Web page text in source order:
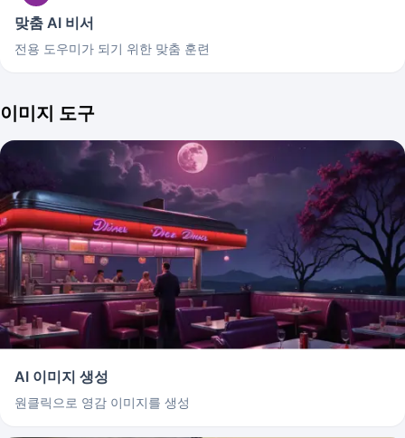
맞춤 AI 비서
전용 도우미가 되기 위한 맞춤 훈련
이미지 도구
AI 이미지 생성
원클릭으로 영감 이미지를 생성